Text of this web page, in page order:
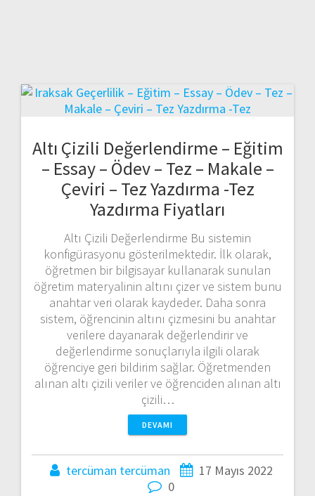
Altı Çizili Değerlendirme – Eğitim
– Essay – Ödev – Tez – Makale –
Çeviri – Tez Yazdırma -Tez
Yazdırma Fiyatları
Altı Çizili Değerlendirme Bu sistemin
konfigürasyonu gösterilmektedir. İlk olarak,
öğretmen bir bilgisayar kullanarak sunulan
öğretim materyalinin altını çizer ve sistem bunu
anahtar veri olarak kaydeder. Daha sonra
sistem, öğrencinin altını çizmesini bu anahtar
verilere dayanarak değerlendirir ve
değerlendirme sonuçlarıyla ilgili olarak
öğrenciye geri bildirim sağlar. Öğretmenden
alınan altı çizili veriler ve öğrenciden alınan altı
çizili…
DEVAMI
tercüman tercüman
17 Mayıs 2022
0